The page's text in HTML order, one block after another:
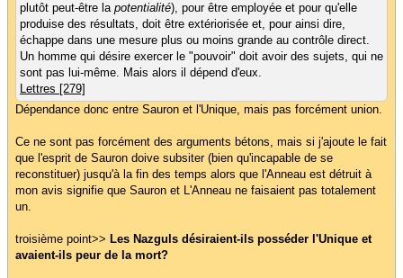
plutôt peut-être la potentialité), pour être employée et pour qu'elle
produise des résultats, doit être extériorisée et, pour ainsi dire,
échappe dans une mesure plus ou moins grande au contrôle direct.
Un homme qui désire exercer le "pouvoir" doit avoir des sujets, qui ne
sont pas lui-même. Mais alors il dépend d'eux.
Lettres [279]
Dépendance donc entre Sauron et l'Unique, mais pas forcément union.
Ce ne sont pas forcément des arguments bétons, mais si j'ajoute le fait
que l'esprit de Sauron doive subsiter (bien qu'incapable de se
reconstituer) jusqu'à la fin des temps alors que l'Anneau est détruit à
mon avis signifie que Sauron et L'Anneau ne faisaient pas totalement
un.
troisième point>> Les Nazguls désiraient-ils posséder l'Unique et
avaient-ils peur de la mort?